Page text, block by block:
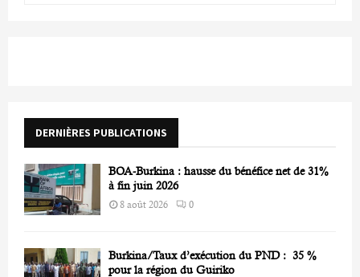
r
DERNIÈRES PUBLICATIONS
BOA-Burkina : hausse du bénéfice net de 31%
à fin juin 2026
8 août 2026 0
Burkina/Taux d’exécution du PND : 35 %
pour la région du Guiriko